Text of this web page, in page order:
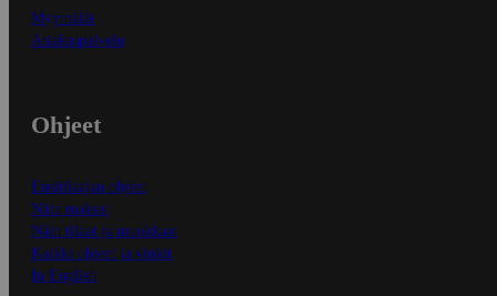
Myymälät
Asiakaspalvelu
Ohjeet
Ensitilaajan ohjeet
Näin maksat
Näin tilaat ja muokkaat
Kaikki ohjeet ja vinkit
In English